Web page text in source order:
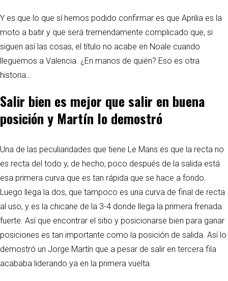
Y es que lo que sí hemos podido confirmar es que Aprilia es la
moto a batir y que será tremendamente complicado que, si
siguen así las cosas, el título no acabe en Noale cuando
lleguemos a Valencia. ¿En manos de quién? Eso es otra
historia…
Salir bien es mejor que salir en buena
posición y Martín lo demostró
Una de las peculiaridades que tiene Le Mans es que la recta no
es recta del todo y, de hecho, poco después de la salida está
esa primera curva que es tan rápida que se hace a fondo.
Luego llega la dos, que tampoco es una curva de final de recta
al uso, y es la chicane de la 3-4 donde llega la primera frenada
fuerte. Así que encontrar el sitio y posicionarse bien para ganar
posiciones es tan importante como la posición de salida. Así lo
demostró un Jorge Martín que a pesar de salir en tercera fila
acababa liderando ya en la primera vuelta.